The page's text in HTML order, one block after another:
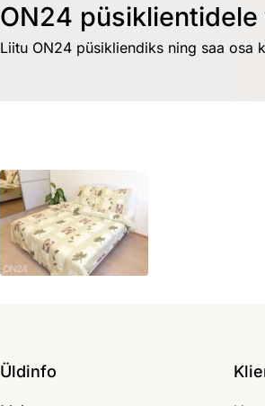
ON24
Liitu ON24 püsikliendiks ning saa osa
Üldinfo